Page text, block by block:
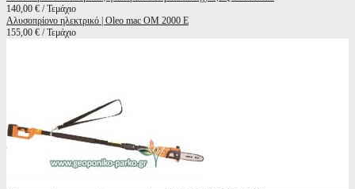
140,00 € / Τεμάχιο
Αλυσοπρίονο ηλεκτρικό | Oleo mac OM 2000 E
155,00 € / Τεμάχιο